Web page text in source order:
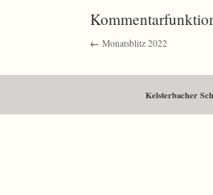
← Monatsblitz 2022
Kelsterbacher